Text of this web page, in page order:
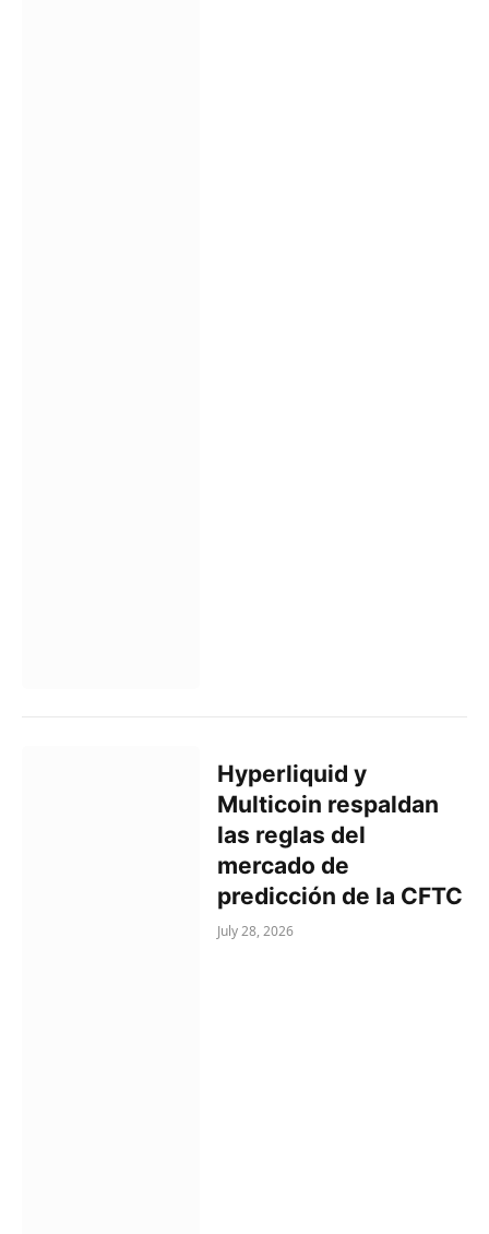
Hyperliquid y
Multicoin respaldan
las reglas del
mercado de
predicción de la CFTC
July 28, 2026